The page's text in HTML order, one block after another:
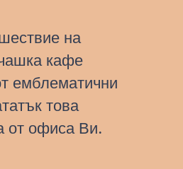
на
кафе
емблематични
това
от офиса Ви.